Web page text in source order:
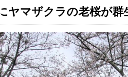
ヤマザクラの老桜が